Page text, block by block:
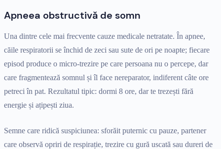
Apneea obstructivă de somn
Una dintre cele mai frecvente cauze medicale netratate. În apnee,
căile respiratorii se închid de zeci sau sute de ori pe noapte; fiecare
episod produce o micro-trezire pe care persoana nu o percepe, dar
care fragmentează somnul și îl face nereparator, indiferent câte ore
petreci în pat. Rezultatul tipic: dormi 8 ore, dar te trezești fără
energie și ațipești ziua.
Semne care ridică suspiciunea: sforăit puternic cu pauze, partener
care observă opriri de respirație, trezire cu gură uscată sau dureri de